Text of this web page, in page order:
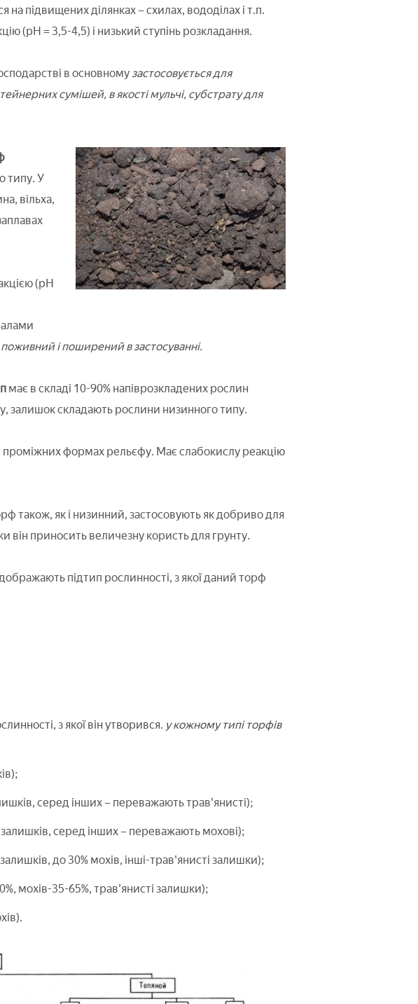
на підвищених ділянках – схилах, вододілах і т.п.
(рН = 3,5-4,5) і низький ступінь розкладання.
в основномузастосовується для
сумішей, в якості мульчі, субстрату для
типу. У
вільха,
(рН
поживний і поширений в застосуванні.
має в складі 10-90% напіврозкладених рослин
залишок складають рослини низинного типу.
проміжних формах рельєфу. Має слабокислу реакцію
також, як і низинний, застосовують як добриво для
він приносить величезну користь для грунту.
підтип рослинності, з якої даний торф
з якої він утворився. у кожному типі торфів
серед інших – переважають трав'янисті);
серед інших – переважають мохові);
до 30% мохів, інші-трав'янисті залишки);
мохів-35-65%, трав'янисті залишки);